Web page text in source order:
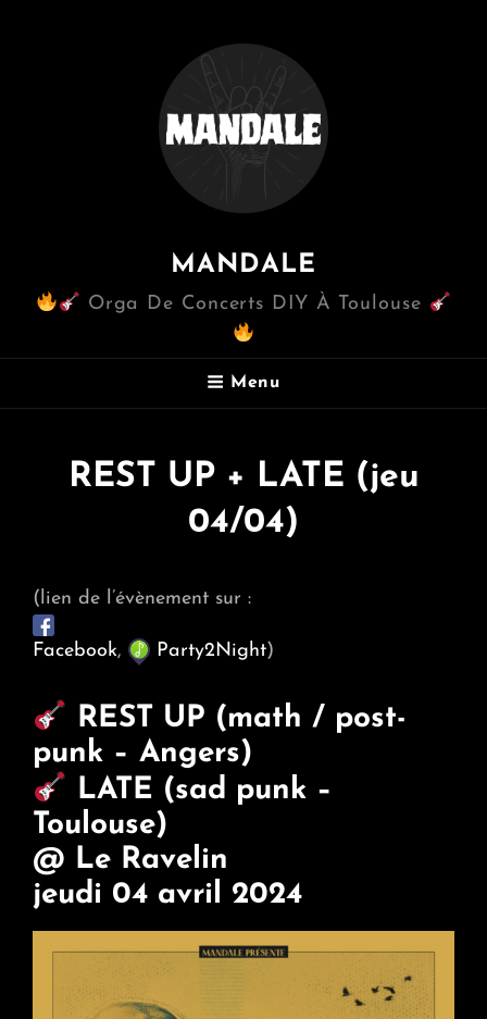
MANDALE
Orga De Concerts DIY À Toulouse
Menu
REST UP + LATE (jeu
04/04)
(lien de l’évènement sur :
Facebook, Party2Night)
REST UP (math / post-
punk – Angers)
LATE (sad punk –
Toulouse)
@ Le Ravelin
jeudi 04 avril 2024